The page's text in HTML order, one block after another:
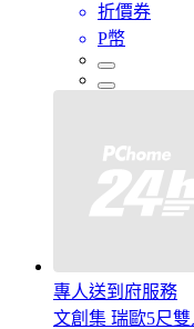
折價券
P幣
專人送到府服務
文創集 瑞歐5尺